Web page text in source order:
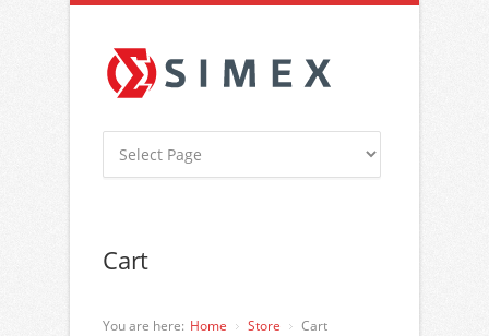
Cart
You are here: Home Store Cart